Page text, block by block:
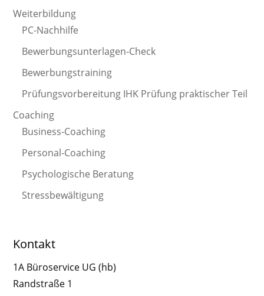
Weiterbildung
PC-Nachhilfe
Bewerbungsunterlagen-Check
Bewerbungstraining
Prüfungsvorbereitung IHK Prüfung praktischer Teil
Coaching
Business-Coaching
Personal-Coaching
Psychologische Beratung
Stressbewältigung
Kontakt
1A Büroservice UG (hb)
Randstraße 1